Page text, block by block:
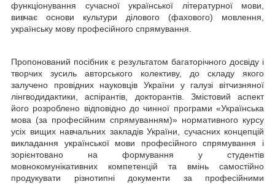
функціонування сучасної української літературної мови,
вивчає основи культури ділового (фахового) мовлення,
українську мову професійного спрямування.
Пропонований посібник є результатом багаторічного досвіду і
творчих зусиль авторського колективу, до складу якого
залучено провідних науковців України у галузі вітчизняної
лінгводидактики, аспірантів, докторантів. Змістовий аспект
його розроблено відповідно до чинної програми «Українська
мова (за профе­сійним спрямуванням)» нормативного курсу
усіх вищих навчальних закладів України, сучасних концепцій
викладання української мови професійного спряму­вання і
зорієнтовано на формування у студентів
мовнокомунікативних компетенцій та вмінь самостійно
продукувати різнотипні документи за професійними